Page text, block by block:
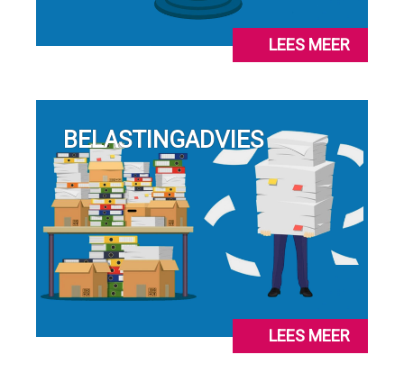
LEES MEER
BELASTINGADVIES
LEES MEER